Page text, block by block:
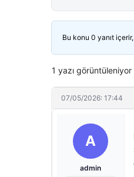
Bu konu 0 yanıt
1 yazı
07/05/2026: 17:44
A
admin